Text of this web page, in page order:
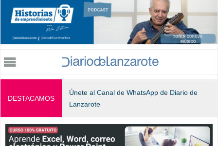
Jump to navigation
DESTACAMOS
Únete al Canal de WhatsApp de Diario de
Lanzarote